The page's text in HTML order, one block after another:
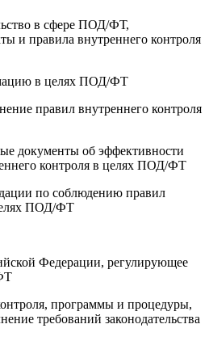
в сфере ПОД/ФТ,
и правила внутреннего контроля
в целях ПОД/ФТ
правил внутреннего контроля
документы об эффективности
контроля в целях ПОД/ФТ
по соблюдению правил
ПОД/ФТ
Федерации, регулирующее
программы и процедуры,
требований законодательства